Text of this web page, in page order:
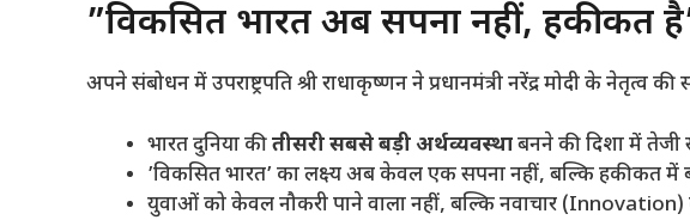
​”विकसित भारत अब सपना नहीं, हकीकत
​अपने संबोधन में उपराष्ट्रपति श्री राधाकृष्णन ने प्रधानमंत्री नरेंद्र मोदी के नेतृत्व की
​भारत दुनिया कीतीसरी सबसे बड़ी अर्थव्यवस्थाबनने की दिशा में तेजी
​’विकसित भारत’ का लक्ष्य अब केवल एक सपना नहीं, बल्कि हकीकत में
​युवाओं को केवल नौकरी पाने वाला नहीं, बल्कि नवाचार (Innovation)